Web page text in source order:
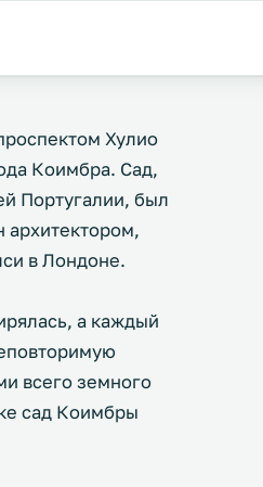
Хулио
Коимбра. Сад,
Португалии, был
архитектором,
в Лондоне.
а каждый
всего земного
сад Коимбры